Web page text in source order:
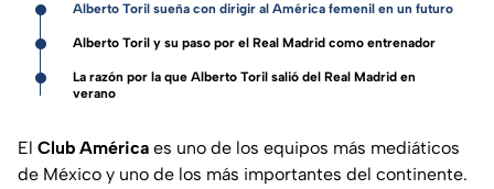
Alberto Toril sueña con dirigir al América femenil en un futuro
Alberto Toril y su paso por el Real Madrid como entrenador
La razón por la que Alberto Toril salió del Real Madrid en
verano
El Club América es uno de los equipos más mediáticos
de México y uno de los más importantes del continente.